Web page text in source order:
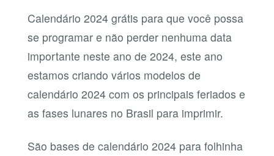
Calendário 2024 grátis para que você possa
se programar e não perder nenhuma data
importante neste ano de 2024, este ano
estamos criando vários modelos de
calendário 2024 com os principais feriados e
as fases lunares no Brasil para imprimir.
São bases de calendário 2024 para folhinha